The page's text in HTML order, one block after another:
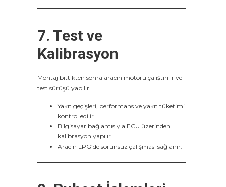
7. Test ve
Kalibrasyon
Montaj bittikten sonra aracın motoru çalıştırılır ve
test sürüşü yapılır.
Yakıt geçişleri, performans ve yakıt tüketimi
kontrol edilir.
Bilgisayar bağlantısıyla ECU üzerinden
kalibrasyon yapılır.
Aracın LPG’de sorunsuz çalışması sağlanır.